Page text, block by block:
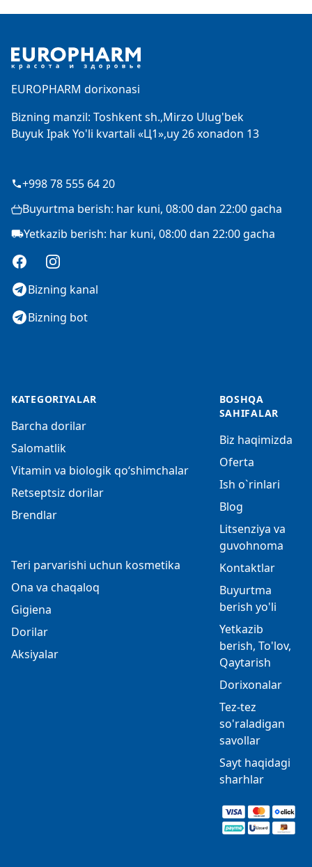
EUROPHARM dorixonasi
Bizning manzil: Toshkent sh.,Mirzo Ulug'bek
Buyuk Ipak Yo'li kvartali «Ц1»,uy 26 xonadon 13
+998 78 555 64 20
Buyurtma berish: har kuni, 08:00 dan 22:00 gacha
Yetkazib berish: har kuni, 08:00 dan 22:00 gacha
FacebookInstagram
Bizning kanal
Bizning bot
KATEGORIYALAR
Barcha dorilar
Salomatlik
Vitamin va biologik qo‘shimchalar
Retseptsiz dorilar
Brendlar
Teri parvarishi uchun kosmetika
Ona va chaqaloq
Gigiena
Dorilar
Aksiyalar
BOSHQA
SAHIFALAR
Biz haqimizda
Oferta
Ish o`rinlari
Blog
Litsenziya va
guvohnoma
Kontaktlar
Buyurtma
berish yo'li
Yetkazib
berish, To'lov,
Qaytarish
Dorixonalar
Tez-tez
so'raladigan
savollar
Sayt haqidagi
sharhlar